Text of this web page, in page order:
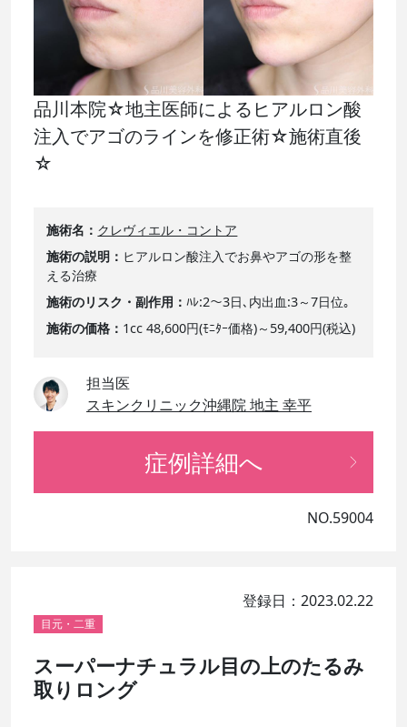
品川本院☆地主医師によるヒアルロン酸
注入でアゴのラインを修正術☆施術直後
☆
施術名
クレヴィエル・コントア
施術の説明
ヒアルロン酸注入でお鼻やアゴの形を整
える治療
施術のリスク・副作用
ﾊﾚ:2～3日､内出血:3～7日位｡
施術の価格
1cc 48,600円(ﾓﾆﾀｰ価格)～59,400円(税込)
担当医
スキンクリニック沖縄院 地主 幸平
症例詳細へ
NO.59004
登録日：2023.02.22
目元・二重
スーパーナチュラル目の上のたるみ
取りロング